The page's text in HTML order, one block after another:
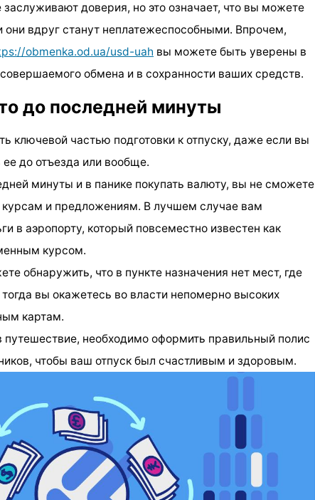
заслуживают доверия, но это означает, что вы можете
они вдруг станут неплатежеспособными. Впрочем,
obmenka.od.ua/usd-uah вы можете быть уверены в
обмена и в сохранности ваших средств.
до последней минуты
ключевой частью подготовки к отпуску, даже если вы
до отъезда или вообще.
минуты и в панике покупать валюту, вы не сможете
курсам и предложениям. В лучшем случае вам
в аэропорту, который повсеместно известен как
курсом.
обнаружить, что в пункте назначения нет мест, где
вы окажетесь во власти непомерно высоких
картам.
необходимо оформить правильный полис
чтобы ваш отпуск был счастливым и здоровым.